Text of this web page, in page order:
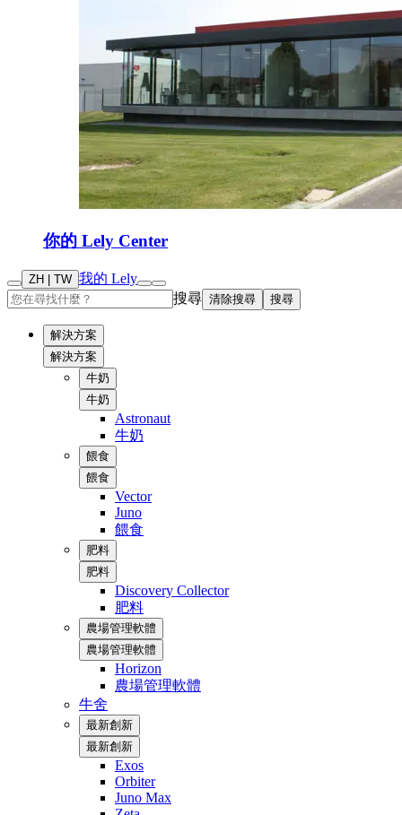
你的 Lely Center
ZH | TW 我的 Lely
搜尋 清除搜尋 搜尋
解決方案
解決方案
牛奶
牛奶
Astronaut
牛奶
餵食
餵食
Vector
Juno
餵食
肥料
肥料
Discovery Collector
肥料
農場管理軟體
農場管理軟體
Horizon
農場管理軟體
牛舍
最新創新
最新創新
Exos
Orbiter
Juno Max